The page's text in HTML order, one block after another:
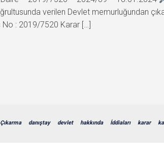
verilen Devlet memurluğundan
No : 2019/7520 Karar […]
Çıkarma danıştay devlet hakkında İddiaları karar